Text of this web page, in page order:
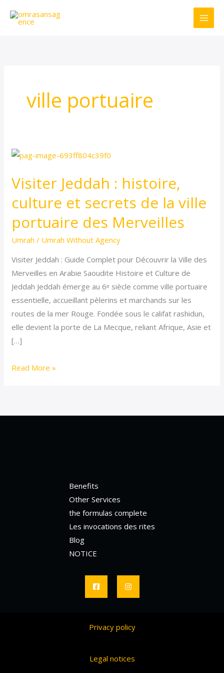
ville portuaire
Visiter Jeddah : histoire,
culture et secrets de la ville
portuaire des Merveilles
Umrah / Umrah Without Agency
Visiter Jeddah : Guide Complet pour Découvrir la Ville des
Merveilles en Arabie Saoudite Histoire et Culture de
Jeddah Jeddah émerge au 6ᵉ siècle comme ville portuaire
essentielle, accueillant pèlerins et marchands sur les
routes de la mer Rouge. Fondée sous le califat rashidun,
elle devient la porte de La Mecque, reliant Afrique, Asie et
[…]
Visiter
:
culture
et
secrets
la
ville
portuaire
des
Merveilles
Read More »
Benefits
Other Services
the formulas complete
Les invocations des rites
Blog
NOTICE
Privacy policy
Legal notices